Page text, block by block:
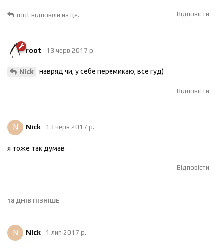
Відповісти
root відповіли на це.
root 13 черв 2017 р.
Nick навряд чи, у себе перемикаю, все гуд)
Відповісти
N Nick 13 черв 2017 р.
я тоже так думав
Відповісти
18 ДНІВ ПІЗНІШЕ
N Nick 1 лип 2017 р.